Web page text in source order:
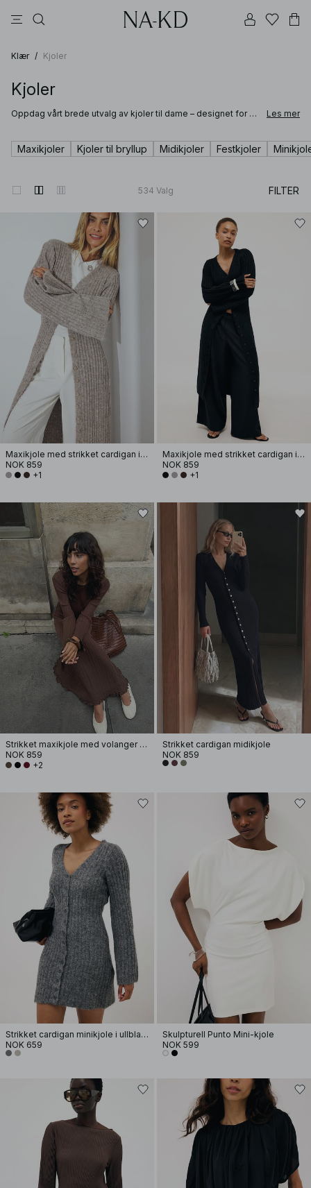
Klær / Kjoler
Kjoler
Oppdag vårt brede utvalg av kjoler til dame – designet for å
sommerkjole til varme dager eller en midikjole som enkelt tar
deg fra dag til kveld, finner du allsidige favoritter til enhver
Les mer
Maxikjoler Kjoler til bryllup Midikjoler Festkjoler
534 Valg FILTER
Maxikjole med strikket cardigan i ullblanding
NOK 859
+1
Maxikjole med strikket cardigan i ullblanding
NOK 859
+1
Strikket maxikjole med volanger og rund hals
NOK 859
+2
Strikket cardigan midikjole
NOK 859
Strikket cardigan minikjole i ullblanding
NOK 659
Skulpturell Punto Mini-kjole
NOK 599